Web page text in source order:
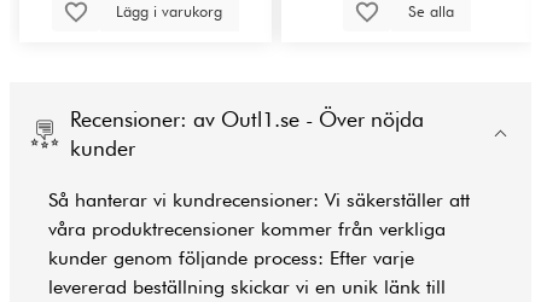
Lägg i varukorg Se alla
Recensioner: av Outl1.se - Över nöjda
kunder
Så hanterar vi kundrecensioner: Vi säkerställer att
våra produktrecensioner kommer från verkliga
kunder genom följande process: Efter varje
levererad beställning skickar vi en unik länk till